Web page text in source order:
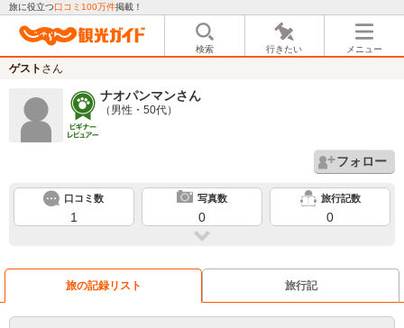
旅に役立つ口コミ100万件掲載！
検索 行きたい メニュー
ゲスト さん
ナオパンマンさん
（男性・50代）
フォロー
口コミ数
1
写真数
0
旅行記数
0
旅の記録リスト 旅行記